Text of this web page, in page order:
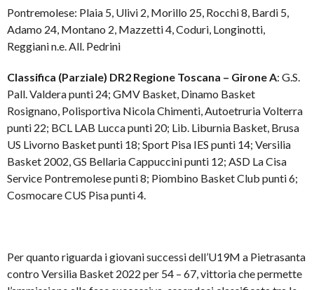
Pontremolese: Plaia 5, Ulivi 2, Morillo 25, Rocchi 8, Bardi 5,
Adamo 24, Montano 2, Mazzetti 4, Coduri, Longinotti,
Reggiani n.e. All. Pedrini
Classifica (Parziale) DR2 Regione Toscana – Girone A: G.S.
Pall. Valdera punti 24; GMV Basket, Dinamo Basket
Rosignano, Polisportiva Nicola Chimenti, Autoetruria Volterra
punti 22; BCL LAB Lucca punti 20; Lib. Liburnia Basket, Brusa
US Livorno Basket punti 18; Sport Pisa IES punti 14; Versilia
Basket 2002, GS Bellaria Cappuccini punti 12; ASD La Cisa
Service Pontremolese punti 8; Piombino Basket Club punti 6;
Cosmocare CUS Pisa punti 4.
Per quanto riguarda i giovani successi dell’U19M a Pietrasanta
contro Versilia Basket 2022 per 54 – 67, vittoria che permette